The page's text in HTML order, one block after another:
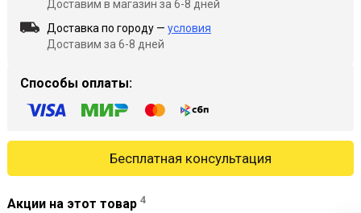
Доставим в магазин за 6-8 дней
Доставка по городу — условия
Доставим за 6-8 дней
Способы оплаты:
Бесплатная консультация
Акции на этот товар 4